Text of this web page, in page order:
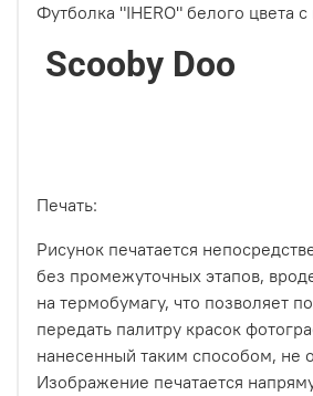
Футболка "IHERO" белого цвета
Scooby Doo
Печать:
Рисунок печатается
без промежуточных этапов,
на термобумагу, что позволяет
передать палитру красок
нанесенный таким способом, не
Изображение печатается